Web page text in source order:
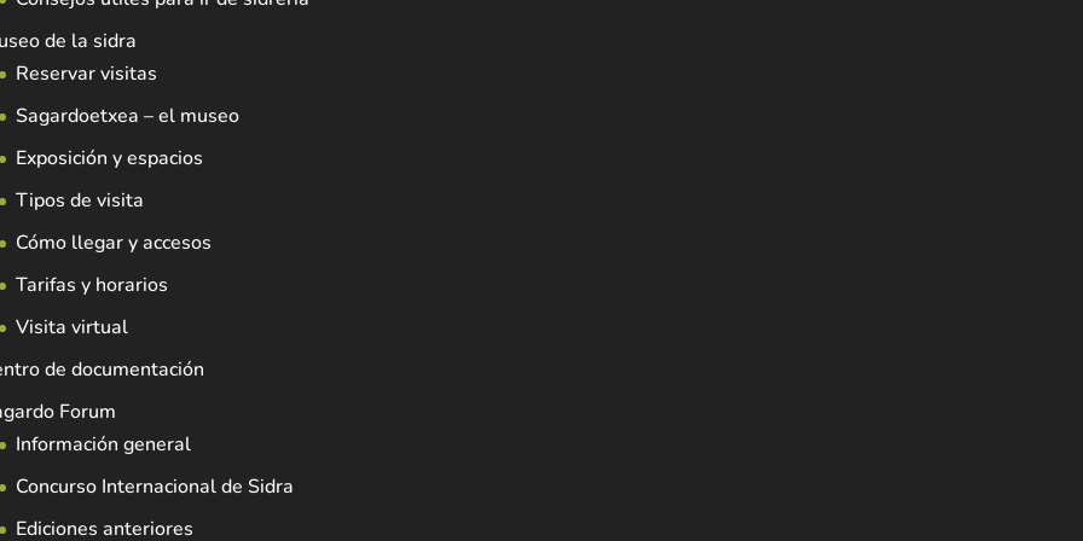
de la sidra
Reservar visitas
Sagardoetxea – el museo
Exposición y espacios
Tipos de visita
Cómo llegar y accesos
Tarifas y horarios
Visita virtual
de documentación
Forum
Información general
Concurso Internacional de Sidra
Ediciones anteriores